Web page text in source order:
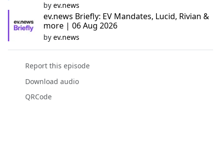
by ev.news
ev.news Briefly: EV Mandates, Lucid, Rivian &
more | 06 Aug 2026
by ev.news
Report this episode
Download audio
QRCode